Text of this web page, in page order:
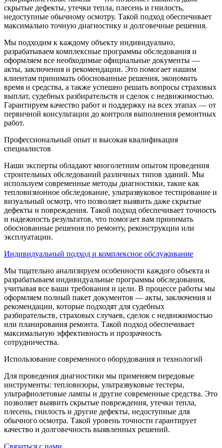
скрытые дефекты, утечки тепла, плесень и гнилость,
недоступные обычному осмотру. Такой подход обеспечивает
максимально точную диагностику и долговечные решения.
Мы подходим к каждому объекту индивидуально,
разрабатываем комплексные программы обследования и
оформляем все необходимые официальные документы —
акты, заключения и рекомендации. Это помогает нашим
клиентам принимать обоснованные решения, экономить
время и средства, а также успешно решать вопросы страховых
выплат, судебных разбирательств и сделок с недвижимостью.
Гарантируем качество работ и поддержку на всех этапах — от
первичной консультации до контроля выполнения ремонтных
работ.
Профессиональный опыт и высокая квалификация
специалистов
Наши эксперты обладают многолетним опытом проведения
строительных обследований различных типов зданий. Мы
используем современные методы диагностики, такие как
тепловизионное обследование, ультразвуковое тестирование и
визуальный осмотр, что позволяет выявить даже скрытые
дефекты и повреждения. Такой подход обеспечивает точность
и надежность результатов, что помогает вам принимать
обоснованные решения по ремонту, реконструкции или
эксплуатации.
Индивидуальный подход и комплексное обслуживание
Мы тщательно анализируем особенности каждого объекта и
разрабатываем индивидуальные программы обследования,
учитывая все ваши требования и цели. В процессе работы мы
оформляем полный пакет документов — акты, заключения и
рекомендации, которые подходят для судебных
разбирательств, страховых случаев, сделок с недвижимостью
или планирования ремонта. Такой подход обеспечивает
максимальную эффективность и прозрачность
сотрудничества.
Использование современного оборудования и технологий
Для проведения диагностики мы применяем передовые
инструменты: тепловизоры, ультразвуковые тестеры,
ультрафиолетовые лампы и другие современные средства. Это
позволяет выявить скрытые повреждения, утечки тепла,
плесень, гнилость и другие дефекты, недоступные для
обычного осмотра. Такой уровень точности гарантирует
качество и долговечность выявленных решений.
Связаться с нами